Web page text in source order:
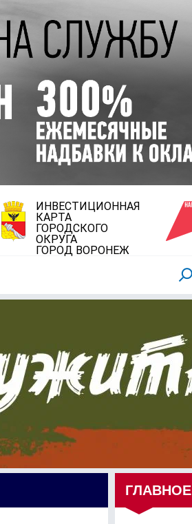
ИНВЕСТИЦИОННАЯ
КАРТА
ГОРОДСКОГО
ОКРУГА
ГОРОД ВОРОНЕЖ
ГЛАВНОЕ